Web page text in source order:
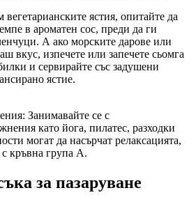
вегетарианските ястия, опитайте да
в ароматен сос, преди да ги
А ако морските дарове или
вкус, изпечете или запечете сьомга
и сервирайте със задушени
ястие.
Занимавайте се с
като йога, пилатес, разходки
могат да насърчат релаксацията,
с кръвна група А.
за пазаруване